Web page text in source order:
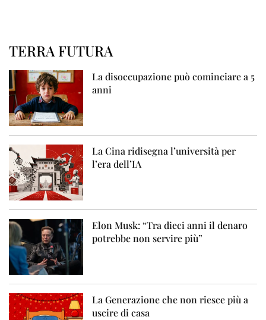
TERRA FUTURA
La disoccupazione può cominciare a 5
anni
La Cina ridisegna l’università per
l’era dell’IA
Elon Musk: “Tra dieci anni il denaro
potrebbe non servire più”
La Generazione che non riesce più a
uscire di casa